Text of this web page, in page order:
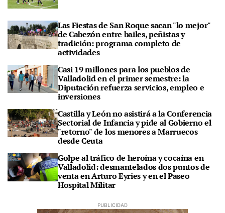
Las Fiestas de San Roque sacan "lo mejor"
de Cabezón entre bailes, peñistas y
tradición: programa completo de
actividades
Casi 19 millones para los pueblos de
Valladolid en el primer semestre: la
Diputación refuerza servicios, empleo e
inversiones
Castilla y León no asistirá a la Conferencia
Sectorial de Infancia y pide al Gobierno el
"retorno" de los menores a Marruecos
desde Ceuta
Golpe al tráfico de heroína y cocaína en
Valladolid: desmantelados dos puntos de
venta en Arturo Eyries y en el Paseo
Hospital Militar